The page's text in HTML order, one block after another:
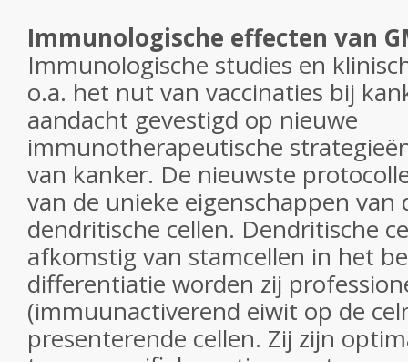
Immunologische effecten van
Immunologische studies en
o.a. het nut van vaccinaties bij
aandacht gevestigd op nieuwe
immunotherapeutische
van kanker. De nieuwste
van de unieke eigenschappen
dendritische cellen. Dendritische
afkomstig van stamcellen in het
differentiatie worden zij
(immuunactiverend eiwit op de
presenterende cellen. Zij zijn